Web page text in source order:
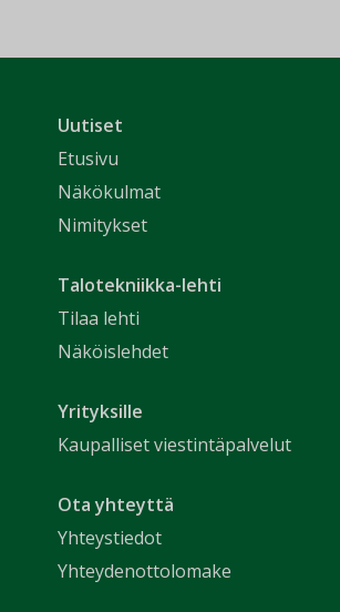
Uutiset
Etusivu
Näkökulmat
Nimitykset
Talotekniikka-lehti
Tilaa lehti
Näköislehdet
Yrityksille
Kaupalliset viestintäpalvelut
Ota yhteyttä
Yhteystiedot
Yhteydenottolomake